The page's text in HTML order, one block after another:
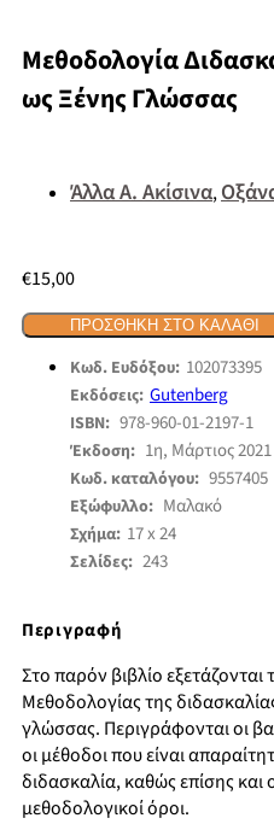
Μεθοδολογία
ως Ξένης Γλώσσας
Άλλα Α. Ακίσινα,
€15,00
ΠΡΟΣΘΉΚΗ ΣΤΟ ΚΑΛΆΘΙ
Κωδ. Ευδόξου: 102073395
Εκδόσεις: Gutenberg
ISBN: 978-960-01-2197-1
Έκδοση: 1η, Μάρτιος 2021
Κωδ. καταλόγου: 9557405
Εξώφυλλο: Μαλακό
Σχήμα: 17 x 24
Σελίδες: 243
Περιγραφή
Στο παρόν βιβλίο εξετάζονται
Μεθοδολογίας της
γλώσσας. Περιγράφονται οι
οι µέθοδοι που είναι
διδασκαλία, καθώς επίσης και
µεθοδολογικοί όροι.